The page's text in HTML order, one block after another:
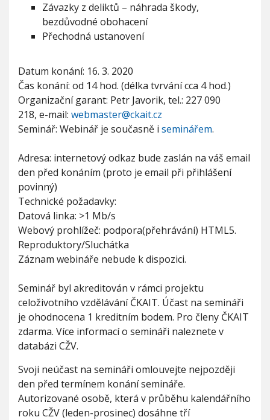
Závazky z deliktů – náhrada škody,
bezdůvodné obohacení
Přechodná ustanovení
Datum konání: 16. 3. 2020
Čas konání: od 14 hod. (délka tvrvání cca 4 hod.)
Organizační garant: Petr Javorik, tel.: 227 090
218, e-mail: webmaster@ckait.cz
Seminář: Webinář je současně i seminářem.
Adresa: internetový odkaz bude zaslán na váš email
den před konáním (proto je email při přihlášení
povinný)
Technické požadavky:
Datová linka: >1 Mb/s
Webový prohlížeč: podpora(přehrávání) HTML5.
Reproduktory/Sluchátka
Záznam webináře nebude k dispozici.
Seminář byl akreditován v rámci projektu
celoživotního vzdělávání ČKAIT. Účast na semináři
je ohodnocena 1 kreditním bodem. Pro členy ČKAIT
zdarma. Více informací o semináři naleznete v
databázi CŽV.
Svoji neúčast na semináři omlouvejte nejpozději
den před termínem konání semináře.
Autorizované osobě, která v průběhu kalendářního
roku CŽV (leden-prosinec) dosáhne tří